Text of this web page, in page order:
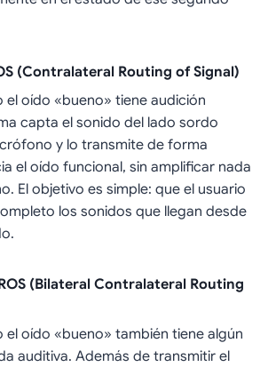
(Contralateral Routing of Signal)
el oído «bueno» tiene audición
capta el sonido del lado sordo
y lo transmite de forma
el oído funcional, sin amplificar nada
El objetivo es simple: que el usuario
los sonidos que llegan desde
(Bilateral Contralateral Routing
el oído «bueno» también tiene algún
auditiva. Además de transmitir el